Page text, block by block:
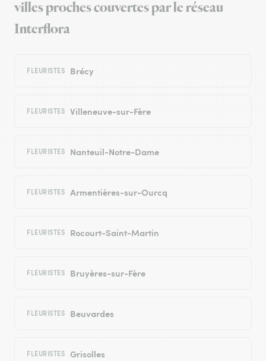
villes proches couvertes par le réseau
Interflora
FLEURISTES Brécy
FLEURISTES Villeneuve-sur-Fère
FLEURISTES Nanteuil-Notre-Dame
FLEURISTES Armentières-sur-Ourcq
FLEURISTES Rocourt-Saint-Martin
FLEURISTES Bruyères-sur-Fère
FLEURISTES Beuvardes
FLEURISTES Grisolles